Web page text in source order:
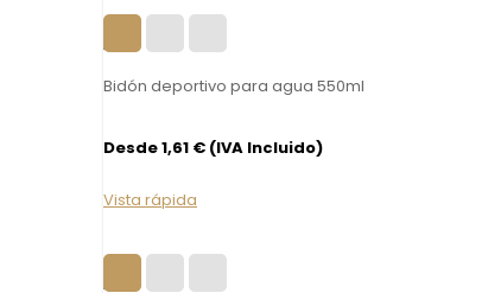
Bidón deportivo para agua 550ml
Desde 1,61 € (IVA Incluido)
Vista rápida